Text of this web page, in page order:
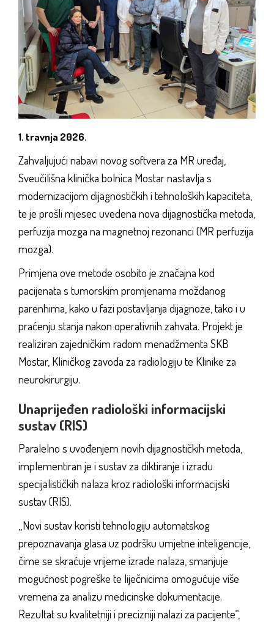
1. travnja 2026.
Zahvaljujući nabavi novog softvera za MR uređaj,
Sveučilišna klinička bolnica Mostar nastavlja s
modernizacijom dijagnostičkih i tehnoloških kapaciteta,
te je prošli mjesec uvedena nova dijagnostička metoda,
perfuzija mozga na magnetnoj rezonanci (MR perfuzija
mozga).
Primjena ove metode osobito je značajna kod
pacijenata s tumorskim promjenama moždanog
parenhima, kako u fazi postavljanja dijagnoze, tako i u
praćenju stanja nakon operativnih zahvata. Projekt je
realiziran zajedničkim radom menadžmenta SKB
Mostar, Kliničkog zavoda za radiologiju te Klinike za
neurokirurgiju.
Unaprijeđen radiološki informacijski
sustav (RIS)
Paralelno s uvođenjem novih dijagnostičkih metoda,
implementiran je i sustav za diktiranje i izradu
specijalističkih nalaza kroz radiološki informacijski
sustav (RIS).
„Novi sustav koristi tehnologiju automatskog
prepoznavanja glasa uz podršku umjetne inteligencije,
čime se skraćuje vrijeme izrade nalaza, smanjuje
mogućnost pogreške te liječnicima omogućuje više
vremena za analizu medicinske dokumentacije.
Rezultat su kvalitetniji i precizniji nalazi za pacijente“,